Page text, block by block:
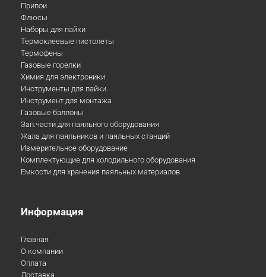
Припои
Флюсы
Наборы для пайки
Термоклеевые пистолеты
Термофены
Газовые горелки
Химия для электроники
Инструменты для пайки
Инструмент для монтажа
Газовые баллоны
Зап.части для паяльного оборудования
Жала для паяльников и паяльных станций
Измерительное оборудование
Комплектующие для холодильного оборудования
Емкости для хранения паяльных материалов
Информация
Главная
О компании
Оплата
Доставка